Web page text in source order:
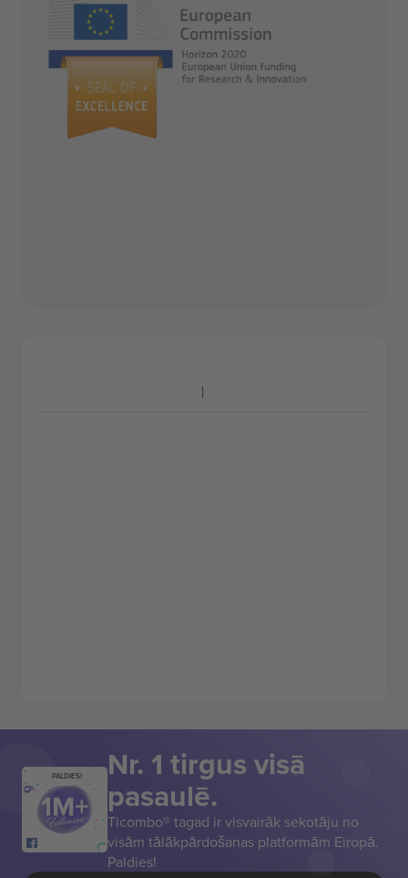
PALDIES! Nr. 1 tirgus visā
pasaulē.
Ticombo® tagad ir visvairāk sekotāju no
visām tālākpārdošanas platformām Eiropā.
Paldies!